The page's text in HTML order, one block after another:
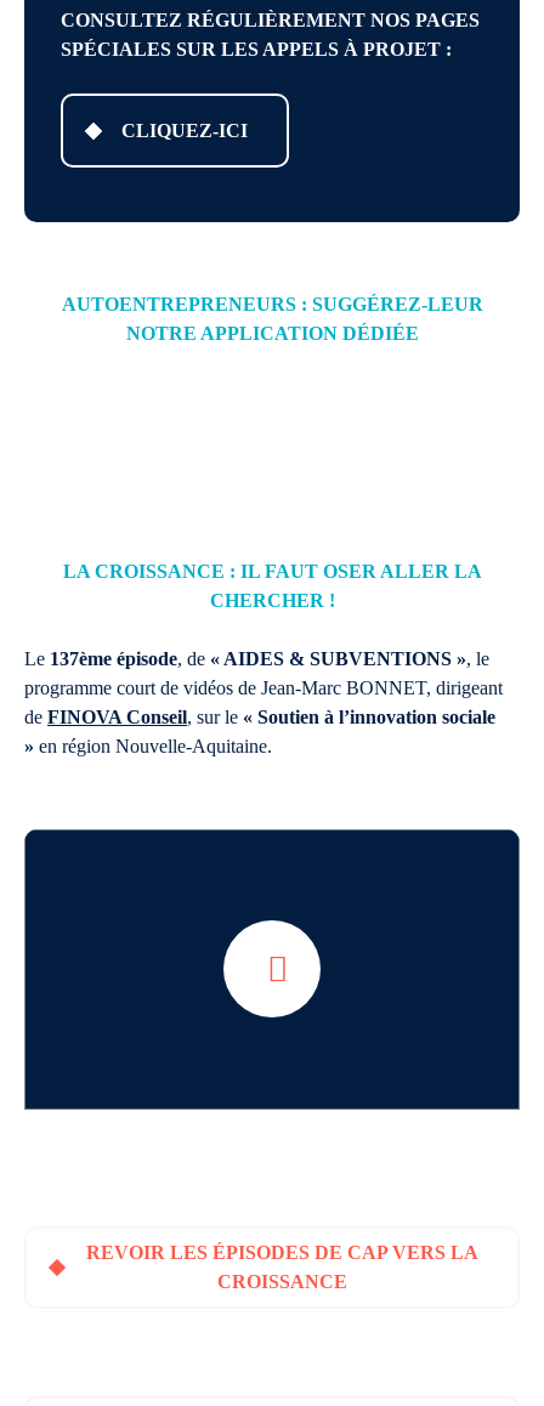
CONSULTEZ RÉGULIÈREMENT NOS PAGES
SPÉCIALES SUR LES APPELS À PROJET :
CLIQUEZ-ICI
AUTOENTREPRENEURS : SUGGÉREZ-LEUR
NOTRE APPLICATION DÉDIÉE
LA CROISSANCE : IL FAUT OSER ALLER LA
CHERCHER !
Le 137ème épisode, de « AIDES & SUBVENTIONS », le
programme court de vidéos de Jean-Marc BONNET, dirigeant
de FINOVA Conseil, sur le « Soutien à l’innovation sociale
» en région Nouvelle-Aquitaine.
REVOIR LES ÉPISODES DE CAP VERS LA
CROISSANCE